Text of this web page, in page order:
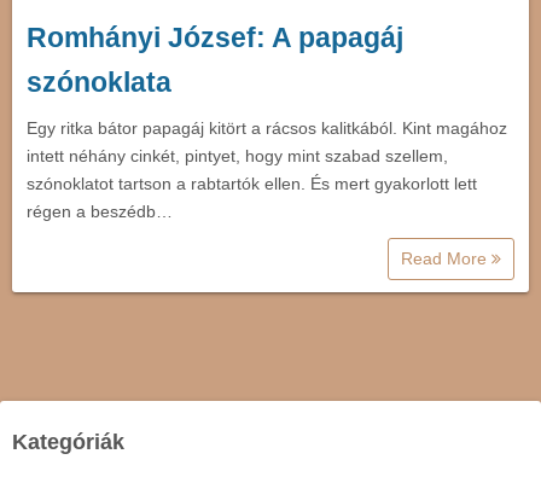
Romhányi József: A papagáj
szónoklata
Egy ritka bátor papagáj kitört a rácsos kalitkából. Kint magához
intett néhány cinkét, pintyet, hogy mint szabad szellem,
szónoklatot tartson a rabtartók ellen. És mert gyakorlott lett
régen a beszédb…
Read More
Kategóriák